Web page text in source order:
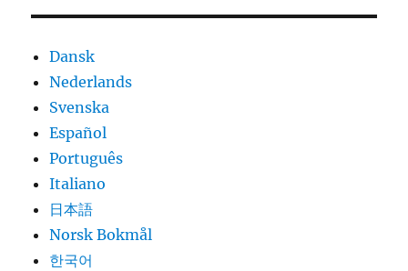
Dansk
Nederlands
Svenska
Español
Português
Italiano
日本語
Norsk Bokmål
한국어